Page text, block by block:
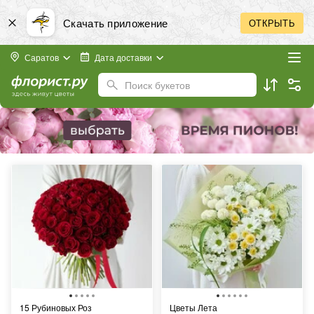
Скачать приложение ОТКРЫТЬ
Саратов Дата доставки
Поиск букетов
15 Рубиновых Роз Цветы Лета